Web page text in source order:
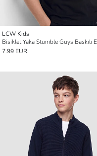
LCW Kids
7.99 EUR